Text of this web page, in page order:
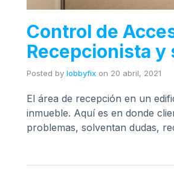
Control de
Recepcionista
Posted by lobbyfix on 20 abril, 2021
El área de recepción en un
inmueble. Aquí es en donde
problemas, solventan dudas,